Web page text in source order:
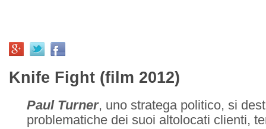
Knife Fight (film 2012)
Paul Turner, uno stratega politico, si
problematiche dei suoi altolocati clienti,